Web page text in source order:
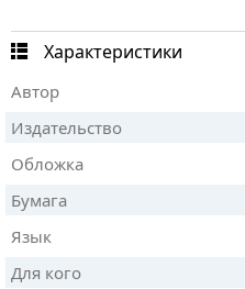
Характеристики
Автор
Издательство
Обложка
Бумага
Язык
Для кого